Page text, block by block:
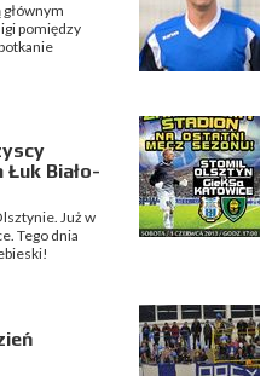
głównym
pomiędzy
Biało-
Już w
Tego dnia